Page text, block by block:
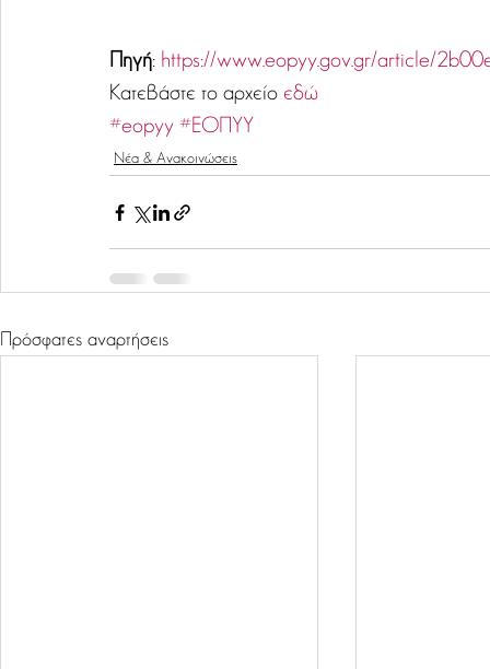
Πηγή: https://www.eopyy.gov.gr/article/
Κατεβάστε το αρχείο εδώ
#eopyy #ΕΟΠΥΥ
Νέα & Ανακοινώσεις
Πρόσφατες αναρτήσεις